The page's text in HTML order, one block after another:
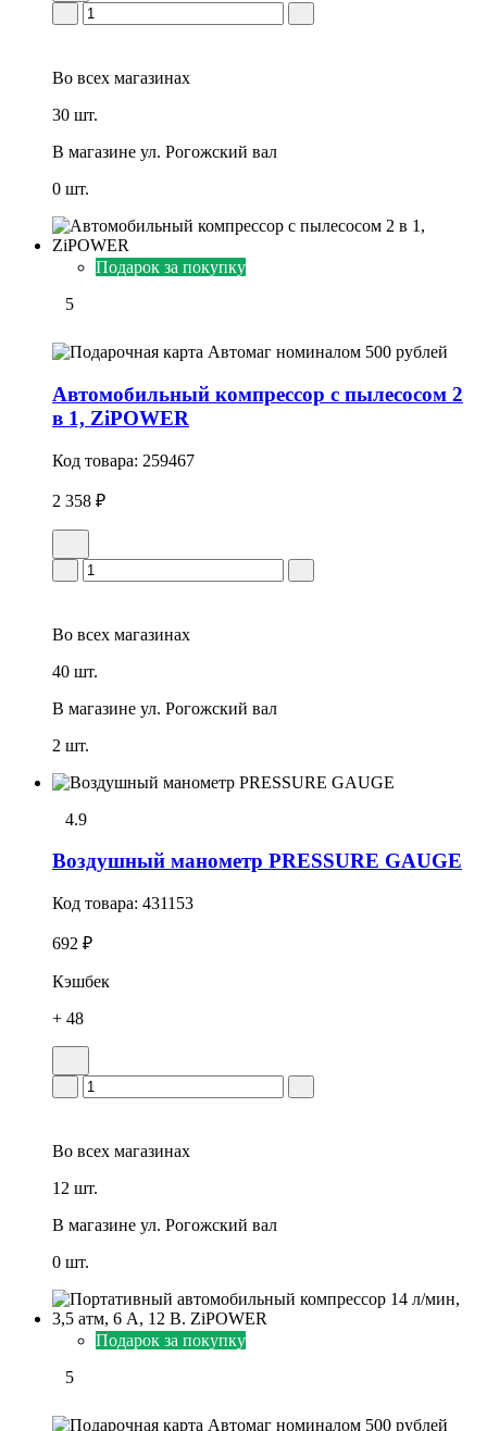
Во всех магазинах
30 шт.
В магазине ул. Рогожский вал
0 шт.
Подарок за покупку
5
Автомобильный компрессор с пылесосом 2
в 1, ZiPOWER
Код товара: 259467
2 358 ₽
Во всех магазинах
40 шт.
В магазине ул. Рогожский вал
2 шт.
4.9
Воздушный манометр PRESSURE GAUGE
Код товара: 431153
692 ₽
Кэшбек
+ 48
Во всех магазинах
12 шт.
В магазине ул. Рогожский вал
0 шт.
Подарок за покупку
5